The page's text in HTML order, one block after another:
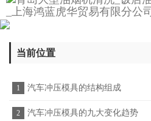
当前位置
1 汽车冲压模具的结构组成
2 汽车冲压模具的九大变化趋势